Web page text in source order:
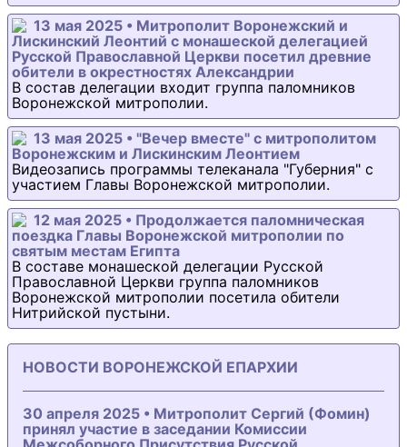
13 мая 2025 • Митрополит Воронежский и
Лискинский Леонтий с монашеской делегацией
Русской Православной Церкви посетил древние
обители в окрестностях Александрии
В состав делегации входит группа паломников
Воронежской митрополии.
13 мая 2025 • "Вечер вместе" с митрополитом
Воронежским и Лискинским Леонтием
Видеозапись программы телеканала "Губерния" с
участием Главы Воронежской митрополии.
12 мая 2025 • Продолжается паломническая
поездка Главы Воронежской митрополии по
святым местам Египта
В составе монашеской делегации Русской
Православной Церкви группа паломников
Воронежской митрополии посетила обители
Нитрийской пустыни.
НОВОСТИ ВОРОНЕЖСКОЙ ЕПАРХИИ
30 апреля 2025 • Митрополит Сергий (Фомин)
принял участие в заседании Комиссии